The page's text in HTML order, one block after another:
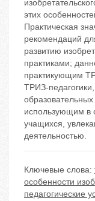
этих
Практическая
рекомендаций
развитию
практиками;
практикующим
ТРИЗ-
использующим в
учащихся,
деятельностью.
Ключевые слова:
особенности
педагогические